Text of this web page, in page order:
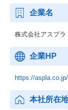
企業名
株式会社アスプラ
企業HP
https://aspla.co.jp/
本社所在